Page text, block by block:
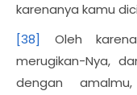
karenanya kamu
[38]
Oleh
merugikan-Nya,
dengan